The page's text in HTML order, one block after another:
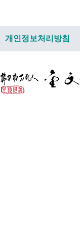
개인정보처리방침